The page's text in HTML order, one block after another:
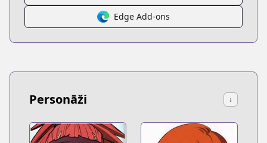
Edge Add-ons
Personāži ↓